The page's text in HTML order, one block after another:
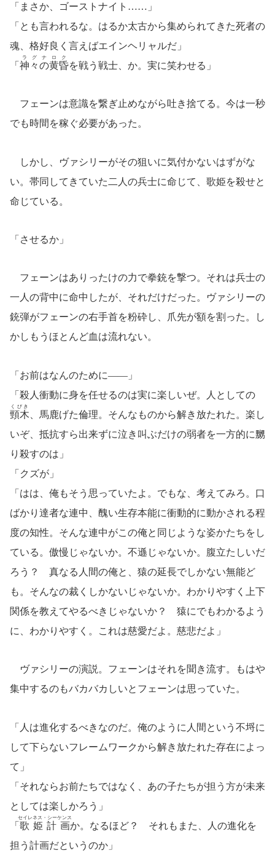
「まさか、ゴーストナイト……」
「とも言われるな。はるか太古から集められてきた死者の
魂、格好良く言えばエインヘリャルだ」
「 神々の黄昏
ラグナロク
を戦う戦士、か。実に笑わせる」
フェーンは意識を繋ぎ止めながら吐き捨てる。今は一秒
でも時間を稼ぐ必要があった。
しかし、ヴァシリーがその狙いに気付かないはずがな
い。帯同してきていた二人の兵士に命じて、歌姫を殺せと
命じている。
「させるか」
フェーンはありったけの力で拳銃を撃つ。それは兵士の
一人の背中に命中したが、それだけだった。ヴァシリーの
銃弾がフェーンの右手首を粉砕し、爪先が額を割った。し
かしもうほとんど血は流れない。
「お前はなんのために――」
「殺人衝動に身を任せるのは実に楽しいぜ。人としての
頸木
くびき
、馬鹿げた倫理。そんなものから解き放たれた。楽し
いぞ、抵抗すら出来ずに泣き叫ぶだけの弱者を一方的に嬲
り殺すのは」
「クズが」
「はは、俺もそう思っていたよ。でもな、考えてみろ。口
ばかり達者な連中、醜い生存本能に衝動的に動かされる程
度の知性。そんな連中がこの俺と同じような姿かたちをし
ている。傲慢じゃないか。不遜じゃないか。腹立たしいだ
ろう？ 真なる人間の俺と、猿の延長でしかない無能ど
も。そんなの裁くしかないじゃないか。わかりやすく上下
関係を教えてやるべきじゃないか？ 猿にでもわかるよう
に、わかりやすく。これは慈愛だよ。慈悲だよ」
ヴァシリーの演説。フェーンはそれを聞き流す。もはや
集中するのもバカバカしいとフェーンは思っていた。
「人は進化するべきなのだ。俺のように人間という不埒に
して下らないフレームワークから解き放たれた存在によっ
て」
「それならお前たちではなく、あの子たちが担う方が未来
としては楽しかろう」
「 歌姫計画
セイレネス・シーケンス
か。なるほど？ それもまた、人の進化を
担う計画だというのか」